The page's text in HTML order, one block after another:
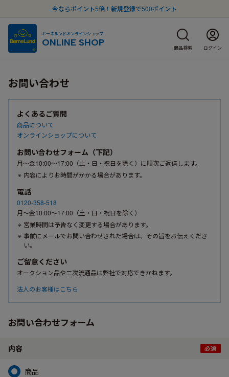
今ならポイント5倍！新規登録で500ポイント
ボーネルンドオンラインショップ
ONLINE SHOP 商品検索 ログイン
お問い合わせ
よくあるご質問
商品について
オンラインショップについて
お問い合わせフォーム（下記）
月〜金10:00〜17:00（土・日・祝日を除く）に順次ご返信します。
内容によりお時間がかかる場合があります。
電話
0120-358-518
月〜金10:00〜17:00（土・日・祝日を除く）
営業時間は予告なく変更する場合があります。
事前にメールでお問い合わせされた場合は、その旨をお伝えくださ
い。
ご留意ください
オークション品や二次流通品は弊社で対応できかねます。
法人のお客様はこちら
お問い合わせフォーム
内容
商品